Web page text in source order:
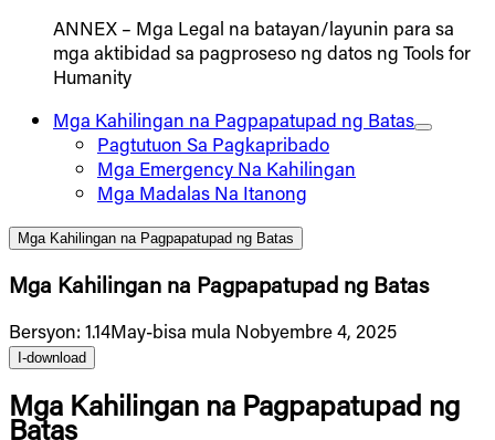
ANNEX – Mga Legal na batayan/layunin para sa
mga aktibidad sa pagproseso ng datos ng Tools for
Humanity
Mga Kahilingan na Pagpapatupad ng Batas
Pagtutuon Sa Pagkapribado
Mga Emergency Na Kahilingan
Mga Madalas Na Itanong
Mga Kahilingan na Pagpapatupad ng Batas
Mga Kahilingan na Pagpapatupad ng Batas
Bersyon: 1.14May-bisa mula Nobyembre 4, 2025
I-download
Mga Kahilingan na Pagpapatupad ng
Batas